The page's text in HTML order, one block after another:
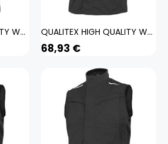
QUALITEX HIGH QUALITY WORKWEAR Weste IND black beauty Damen: 4XL Herren: 4XL QUALITEX HIGH QUALITY WORKWEAR Weste IND black beauty Damen: M Herren: M
68,93 €